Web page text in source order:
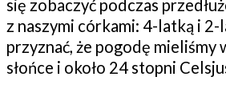
się zobaczyć podczas
z naszymi córkami: 4-latką i 2-
przyznać, że pogodę mieliśmy
słońce i około 24 stopni